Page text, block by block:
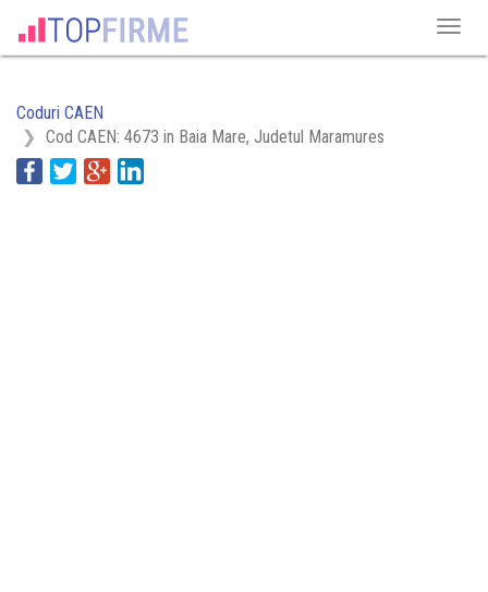
Coduri CAEN
Cod CAEN: 4673 in Baia Mare, Judetul Maramures